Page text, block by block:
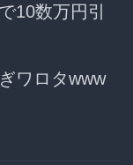
10数万円引
ワロタwww